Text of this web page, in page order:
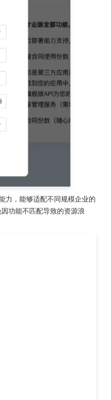
力，能够适配不同规模企业的
功能不匹配导致的资源浪